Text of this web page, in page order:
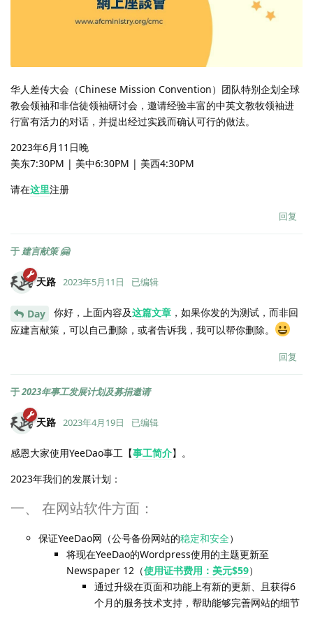
华人差传大会（Chinese Mission Convention）团队特别企划全球
教会领袖和非信徒领袖研讨会，邀请经验丰富的中英文教牧领袖进
行富有活力的对话，并提出经过实践而确认可行的做法。
2023年6月11日晚
美东7:30PM | 美中6:30PM | 美西4:30PM
请在这里注册
回复
于建言献策 🤗
天路 2023年5月11日 已编辑
Day 你好，上面内容及这篇文章 ，如果你发的为测试，而非回
应建言献策，可以自己删除，或者告诉我，我可以帮你删除。
回复
于2023年事工发展计划及募捐邀请
天路 2023年4月19日 已编辑
感恩大家使用YeeDao事工【事工简介】。
2023年我们的发展计划：
一、 在网站软件方面：
保证YeeDao网（公号备份网站的稳定和安全）
将现在YeeDao的Wordpress使用的主题更新至
Newspaper 12（使用证书费用：美元$59）
通过升级在页面和功能上有新的更新、且获得6
个月的服务技术支持，帮助能够完善网站的细节